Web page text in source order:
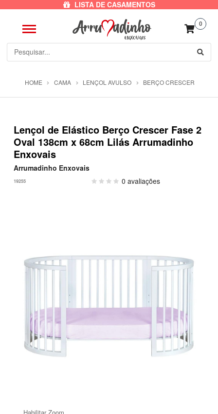
LISTA DE CASAMENTOS
0
HOME CAMA LENÇOL AVULSO BERÇO CRESCER
Lençol de Elástico Berço Crescer Fase 2
Oval 138cm x 68cm Lilás Arrumadinho
Enxovais
Arrumadinho Enxovais
19255 0 avaliações
Habilitar Zoom